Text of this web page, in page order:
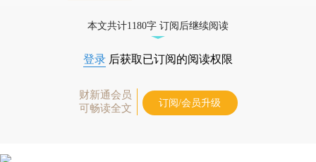
本文共计1180字 订阅后继续阅读
登录 后获取已订阅的阅读权限
财新通会员
可畅读全文
订阅/会员升级